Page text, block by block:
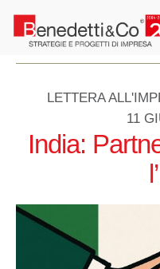
contenuto
LETTERA
11
India: